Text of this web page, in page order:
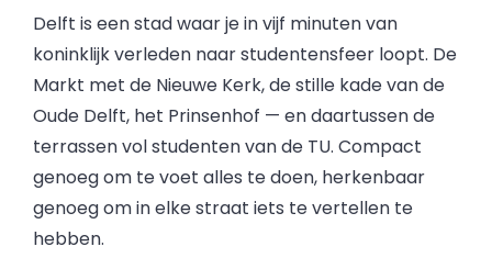
Delft is een stad waar je in vijf minuten van
koninklijk verleden naar studentensfeer loopt. De
Markt met de Nieuwe Kerk, de stille kade van de
Oude Delft, het Prinsenhof — en daartussen de
terrassen vol studenten van de TU. Compact
genoeg om te voet alles te doen, herkenbaar
genoeg om in elke straat iets te vertellen te
hebben.